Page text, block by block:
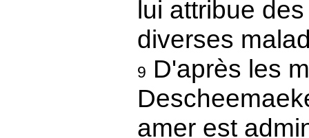
lui attribue
diverses
9 D'après les
amer est